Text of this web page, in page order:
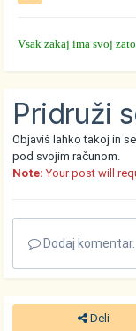
Vsak zakaj ima svoj
Pridruži
Objaviš lahko takoj in
pod svojim računom.
Note: Your post will
Dodaj
Deli